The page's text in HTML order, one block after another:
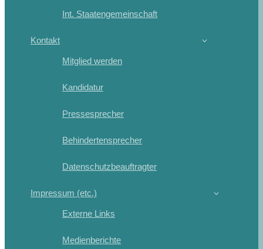
Int. Staatengemeinschaft
Kontakt
Mitglied werden
Kandidatur
Pressesprecher
Behindertensprecher
Datenschutzbeauftragter
Impressum (etc.)
Externe Links
Medienberichte